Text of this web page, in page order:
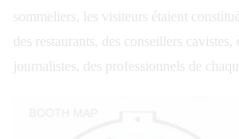
sommeliers, les visiteurs étaient
des restaurants, des conseillers cavistes,
journalistes, des professionnels de